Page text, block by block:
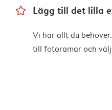
star_outline Lägg till det lilla
Vi har allt du
till fotoramar och